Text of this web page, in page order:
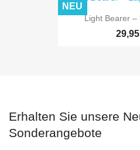
Light Bearer –
NEU
Erhalten Sie unsere
Sonderangebote